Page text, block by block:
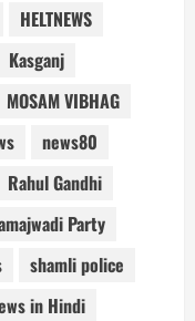
HELTNEWS
Kasganj
MOSAM VIBHAG
news80
Rahul Gandhi
Party
shamli police
in Hindi